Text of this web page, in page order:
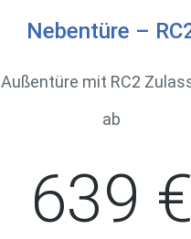
Nebentüre –
Außentüre mit RC2
ab
639 €